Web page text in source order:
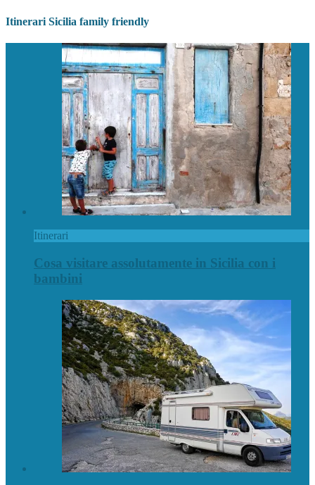
Itinerari Sicilia family friendly
Itinerari
Cosa visitare assolutamente in Sicilia con i
bambini